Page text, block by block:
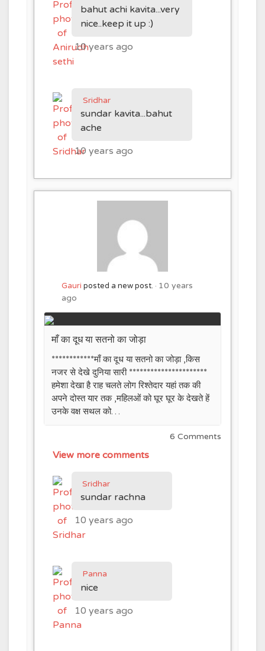
bahut achi kavita...very
nice..keep it up :)
10 years ago
Sridhar
sundar kavita...bahut
ache
10 years ago
Gauri posted a new post.
10 years
ago
माँ का दूध या सतनो का जोड़ा
************माँ का दूध या सतनो का जोड़ा ,किस
नजर से देखे दुनिया सारी **********************
हमेशा देखा है राह चलते लोग रिश्तेदार यहां तक की
अपने दोस्त यार तक ,महिलओं को घूर घूर के देखते हें
उनके वक्ष सथल को…
6 Comments
View more comments
Sridhar
sundar rachna
10 years ago
Panna
nice
10 years ago